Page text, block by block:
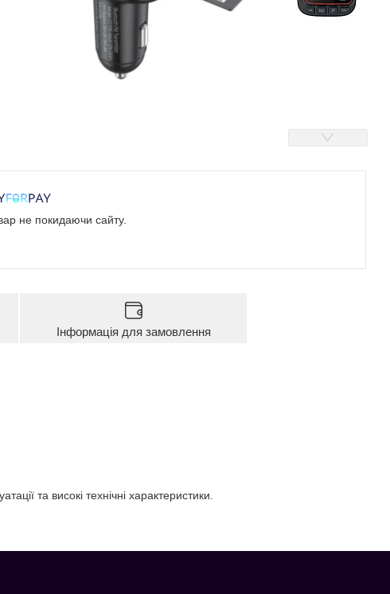
не покидаючи сайту.
Інформація для замовлення
та високі технічні характеристики.